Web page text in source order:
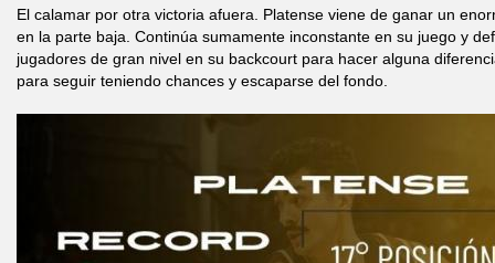
El calamar por otra victoria afuera. Platense viene de ganar un
en la parte baja. Continúa sumamente inconstante en su juego y
jugadores de gran nivel en su backcourt para hacer alguna
para seguir teniendo chances y escaparse del fondo.